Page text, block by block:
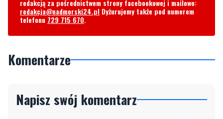
redakcją za pośrednictwem strony facebookowej i mailowo:
redakcja@nadmorski24.pl Dyżurujemy także pod numerem
telefonu 729 715 670.
Komentarze
Napisz swój komentarz